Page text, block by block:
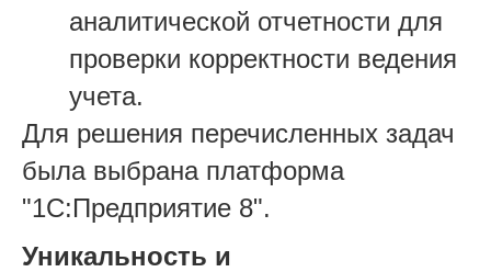
аналитической отчетности для
проверки корректности ведения
учета.
Для решения перечисленных задач
была выбрана платформа
"1С:Предприятие 8".
Уникальность и